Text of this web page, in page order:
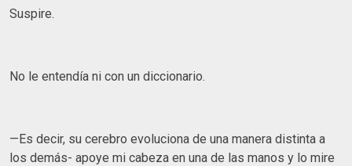
Suspire.
No le entendía ni con un diccionario.
—Es decir, su cerebro evoluciona de una manera distinta a
los demás- apoye mi cabeza en una de las manos y lo mire